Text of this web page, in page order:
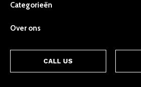
Categorieën
Over ons
CALL US